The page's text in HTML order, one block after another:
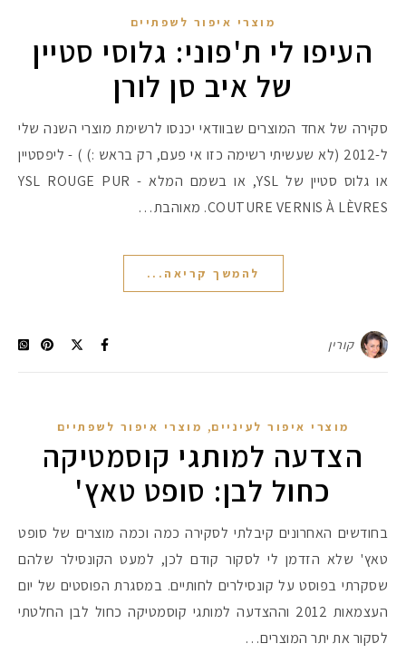
מוצרי איפור לשפתיים
העיפו לי ת'פוני: גלוסי סטיין
של איב סן לורן
סקירה של אחד המוצרים שבוודאי יכנסו לרשימת מוצרי השנה שלי
ל-2012 (לא שעשיתי רשימה כזו אי פעם, רק בראש :) ) - ליפסטיין
או גלוס סטיין של YSL, או בשמם המלא - YSL ROUGE PUR
COUTURE VERNIS À LÈVRES. מאוהבת…
להמשך קריאה...
קורין
מוצרי איפור לעיניים, מוצרי איפור לשפתיים
הצדעה למותגי קוסמטיקה
כחול לבן: סופט טאץ'
בחודשים האחרונים קיבלתי לסקירה כמה וכמה מוצרים של סופט
טאץ' שלא הזדמן לי לסקור קודם לכן, למעט הקונסילר שלהם
שסקרתי בפוסט על קונסילרים לחותיים. במסגרת הפוסטים של יום
העצמאות 2012 וההצדעה למותגי קוסמטיקה כחול לבן החלטתי
לסקור את יתר המוצרים…